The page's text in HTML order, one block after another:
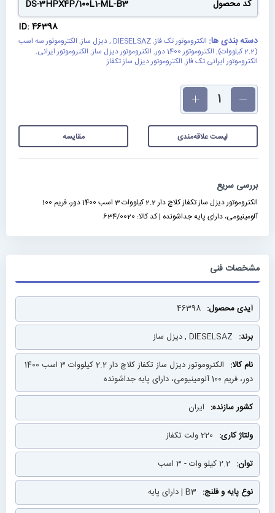
کد محصول
DS-3HPX4P/100L1-ML-B3
ID: 46398
دسته بندی ها: الکتروموتور تک فاز,DIESELSAZ , دیزل ساز , الکتروموتور سه اسب
(2.2 کیلووات)
, الکتروموتور 1400 دور , الکتروموتور دیزل ساز, الکتروموتور ایرانی,
الکتروموتور ایرانی تک فاز, الکتروموتور دیزل ساز تکفاز
تعداد
لیست علاقه‌مندی مقایسه
بررسی سریع
الکتروموتور دیزل ساز تکفاز کلاچ دار 2.2 کیلووات 3 اسب 1400 دور، فریم 100
آلومینیومی، دارای پایه جداشونده | کد کالا: 634/0020
مشخصات فنی
مشخصات
فنی
46398
DIESELSAZ , دیزل ساز
الکتروموتور دیزل ساز تکفاز کلاچ دار 2.2 کیلووات 3 اسب 1400
دور، فریم 100 آلومینیومی، دارای پایه جداشونده
ایران
220 ولت تکفاز
2.2 کیلو وات - 3 اسب
B3 | دارای پایه